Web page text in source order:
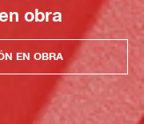
obra
EN OBRA